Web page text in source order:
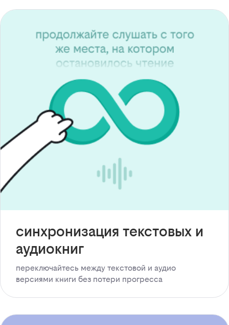
синхронизация текстовых и
аудиокниг
переключайтесь между текстовой и аудио
версиями книги без потери прогресса